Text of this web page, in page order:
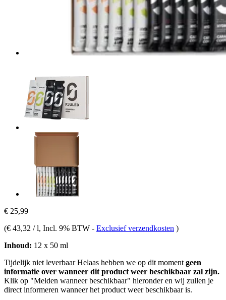
€ 25,99
(€ 43,32 / l, Incl. 9% BTW - Exclusief verzendkosten )
Inhoud: 12 x 50 ml
Tijdelijk niet leverbaarHelaas hebben we op dit moment geen
informatie over wanneer dit product weer beschikbaar zal zijn.
Klik op "Melden wanneer beschikbaar" hieronder en wij zullen je
direct informeren wanneer het product weer beschikbaar is.